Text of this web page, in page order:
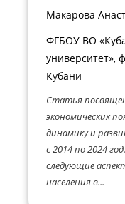
Макарова
ФГБОУ ВО
университет»,
Кубани
Статья
экономических
динамику и
с 2014 по 2024
следующие
населения в...